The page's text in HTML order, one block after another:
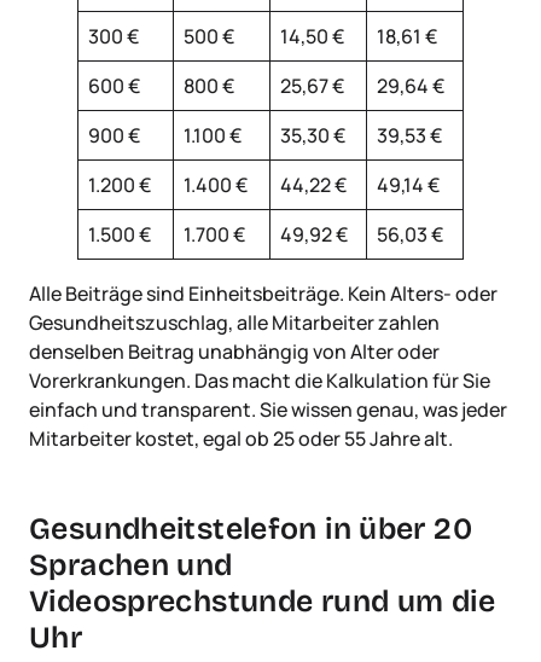
300 € 500 € 14,50 €
18,61 €
600 €
800 € 25,67 €
29,64 €
900 €
1.100 € 35,30 €
39,53 €
1.200 €
1.400 € 44,22 €
49,14 €
1.500 €
1.700 € 49,92 € 56,03 €
Alle Beiträge sind Einheitsbeiträge. Kein Alters- oder
Gesundheitszuschlag, alle Mitarbeiter zahlen
denselben Beitrag unabhängig von Alter oder
Vorerkrankungen. Das macht die Kalkulation für Sie
einfach und transparent. Sie wissen genau, was jeder
Mitarbeiter kostet, egal ob 25 oder 55 Jahre alt.
Gesundheitstelefon in über 20
Sprachen und
Videosprechstunde rund um die
Uhr